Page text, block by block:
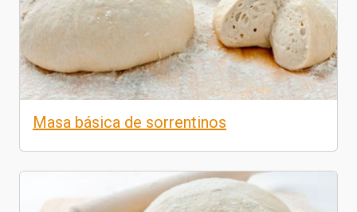
Masa básica de sorrentinos